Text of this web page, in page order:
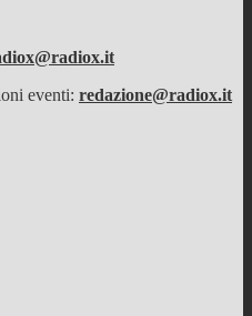
eventi: redazione@radiox.it